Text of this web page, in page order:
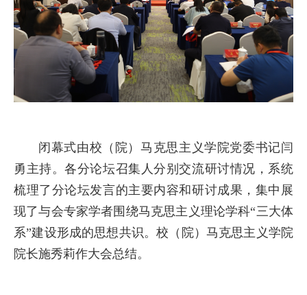
闭幕式由校（院）马克思主义学院党委书记闫
勇主持。各分论坛召集人分别交流研讨情况，系统
梳理了分论坛发言的主要内容和研讨成果，集中展
现了与会专家学者围绕马克思主义理论学科“三大体
系”建设形成的思想共识。校（院）马克思主义学院
院长施秀莉作大会总结。